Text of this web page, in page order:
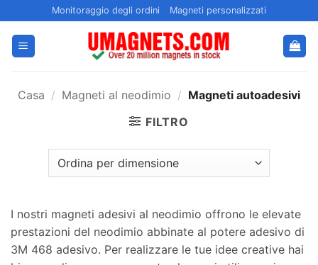
ai
contenuti
Monitoraggio degli ordini Magneti personalizzati
Casa / Magneti al neodimio / Magneti autoadesivi
FILTRO
I nostri magneti adesivi al neodimio offrono le elevate
prestazioni del neodimio abbinate al potere adesivo di
3M 468 adesivo. Per realizzare le tue idee creative hai